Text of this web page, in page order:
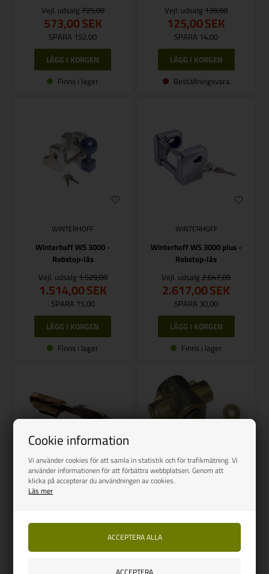
Cookie information
Vi använder cookies för att samla in statistik och för trafikmätning. Vi
använder informationen för att förbättra webbplatsen. Genom att
klicka på accepterar du användningen av cookies.
Läs mer
Vejl. udsalg 725,00
573,00SEK
SPARA 152,00
Finns i lager
Vejl. udsalg139,00
125,00SEK
SPARA 14,00
Beställningsvara
WINTERHOFF
Winterhoff WS 3000 -
Robstop-lås
Vejl. udsalg 1.529,00
1.514,00SEK
SPARA 15,00
Finns i lager
WINTERHOFF
Winterhoff WS 3000 plus -
Robstop-lås
Vejl. udsalg2.647,00
2.617,00SEK
SPARA 30,00
Finns i lager
AK251 / 252
92,00SEK 220,00SEK